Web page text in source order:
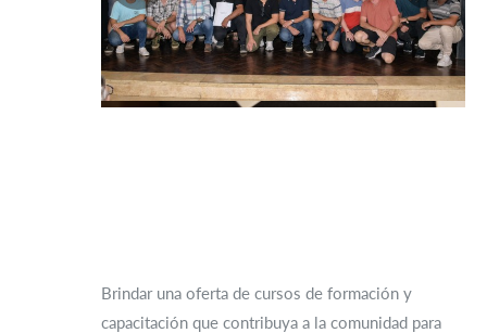
Brindar una oferta de cursos de formación y
capacitación que contribuya a la comunidad para